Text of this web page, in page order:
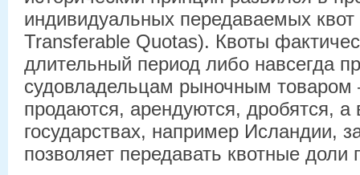
индивидуальных передаваемых
Transferable Quotas). Квоты
длительный период либо навсегда
судовладельцам рыночным товаром
продаются, арендуются, дробятся, а
государствах, например Исландии,
позволяет передавать квотные доли